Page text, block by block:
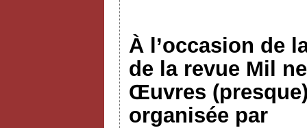
À l’occasion de
de la revue Mil
Œuvres
organisée par